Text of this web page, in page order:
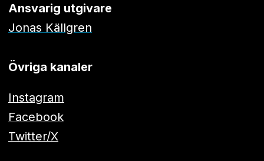
Ansvarig utgivare
Jonas Källgren
Övriga kanaler
Instagram
Facebook
Twitter/X